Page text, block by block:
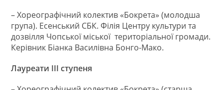
– Хореографічний колектив «Бокрета» (молодша
група). Есенський СБК. Філія Центру культури та
дозвілля Чопської міської територіальної громади.
Керівник Біанка Василівна Бонго-Мако.
Лауреати ІІІ ступеня